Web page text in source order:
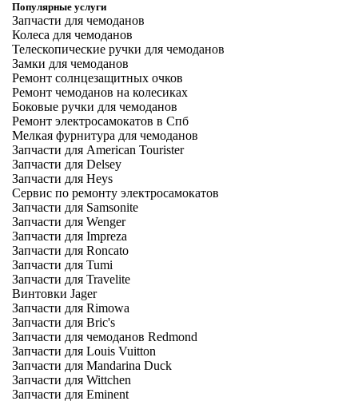
Популярные услуги
Запчасти для чемоданов
Колеса для чемоданов
Телескопические ручки для чемоданов
Замки для чемоданов
Ремонт солнцезащитных очков
Ремонт чемоданов на колесиках
Боковые ручки для чемоданов
Ремонт электросамокатов в Спб
Мелкая фурнитура для чемоданов
Запчасти для American Tourister
Запчасти для Delsey
Запчасти для Heys
Сервис по ремонту электросамокатов
Запчасти для Samsonite
Запчасти для Wenger
Запчасти для Impreza
Запчасти для Roncato
Запчасти для Tumi
Запчасти для Travelite
Винтовки Jager
Запчасти для Rimowa
Запчасти для Bric's
Запчасти для чемоданов Redmond
Запчасти для Louis Vuitton
Запчасти для Mandarina Duck
Запчасти для Wittchen
Запчасти для Eminent